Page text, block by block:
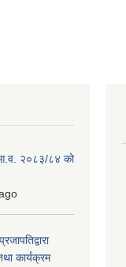
आ.व. २०८३/८४ को
कार्यक्रम